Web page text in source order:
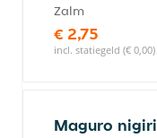
Zalm
€ 2,75
incl. statiegeld (€ 0,00)
Maguro nigiri